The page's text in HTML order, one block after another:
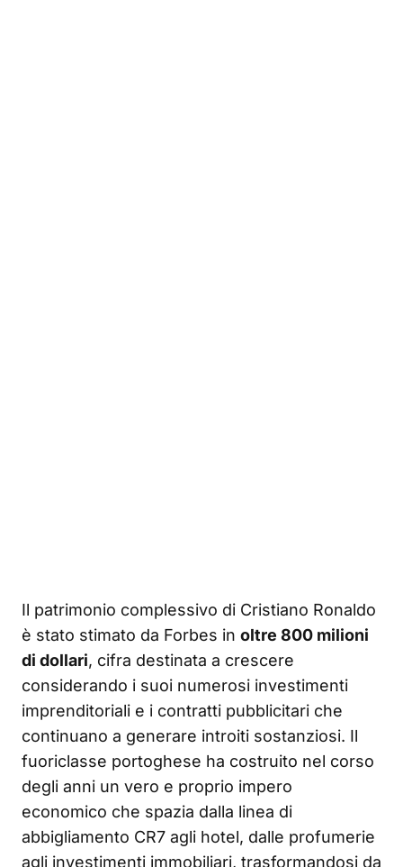
Il patrimonio complessivo di Cristiano Ronaldo
è stato stimato da Forbes in oltre 800 milioni
di dollari, cifra destinata a crescere
considerando i suoi numerosi investimenti
imprenditoriali e i contratti pubblicitari che
continuano a generare introiti sostanziosi. Il
fuoriclasse portoghese ha costruito nel corso
degli anni un vero e proprio impero
economico che spazia dalla linea di
abbigliamento CR7 agli hotel, dalle profumerie
agli investimenti immobiliari, trasformandosi da